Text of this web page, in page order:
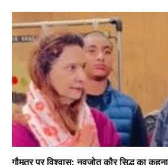
गौमूत्र पर विश्वास: नवजोत कौर सिद्धू का